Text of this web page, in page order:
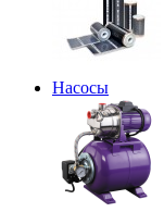
Насосы